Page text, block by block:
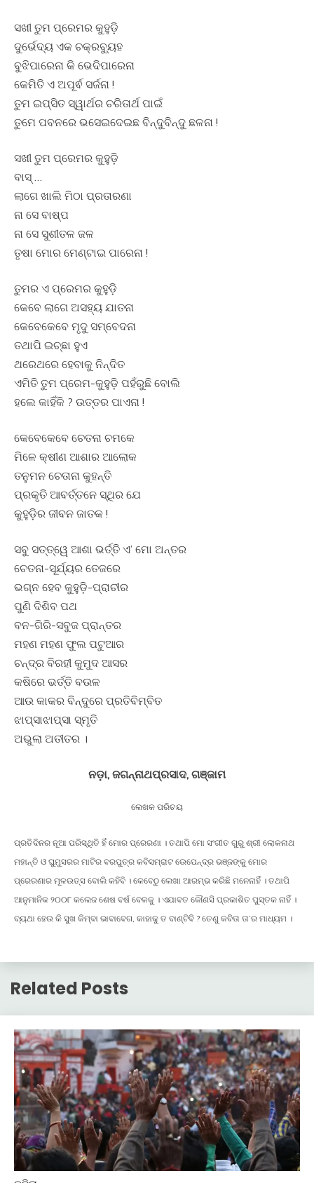
ସଖୀ ତୁମ ପ୍ରେମର କୁହୁଡ଼ି
ଦୁର୍ଭେଦ୍ୟ ଏକ ଚକ୍ରବ୍ୟୁହ
ବୁଝିପାରେନା କି ଭେଦିପାରେନା
କେମିତି ଏ ଅପୂର୍ଵ ସର୍ଜନା !
ତୁମ ଇପ୍ସିତ ସ୍ୱାର୍ଥର ଚରିତାର୍ଥ ପାଇଁ
ତୁମେ ପବନରେ ଭସେଇଦେଇଛ ବିନ୍ଦୁବିନ୍ଦୁ ଛଳନା !
ସଖୀ ତୁମ ପ୍ରେମର କୁହୁଡ଼ି
ବାସ୍ …
ଲାଗେ ଖାଲି ମିଠା ପ୍ରତାରଣା
ନା ସେ ବାଷ୍ପ
ନା ସେ ସୁଶୀତଳ ଜଳ
ତୃଷା ମୋର ମେଣ୍ଟାଇ ପାରେନା !
ତୁମର ଏ ପ୍ରେମର କୁହୁଡ଼ି
କେବେ ଲାଗେ ଅସହ୍ୟ ଯାତନା
କେବେକେବେ ମୃଦୁ ସମ୍ବେଦନା
ତଥାପି ଇଚ୍ଛା ହୁଏ
ଥରେଥରେ ହେବାକୁ ନିନ୍ଦିତ
ଏମିତି ତୁମ ପ୍ରେମ-କୁହୁଡ଼ି ପହଁରୁଛି ବୋଲି
ହଲେ କାହିଁକି ? ଉତ୍ତର ପାଏନା !
କେବେକେବେ ଚେତନା ଚମକେ
ମିଳେ କ୍ଷୀଣ ଆଶାର ଆଲୋକ
ତନୁମନ ଚେତାନା କୁହନ୍ତି
ପ୍ରକୃତି ଆବର୍ତ୍ତନେ ସ୍ଥିର ଯେ
କୁହୁଡ଼ିର ଜୀବନ ଜାତକ !
ସବୁ ସତ୍ତ୍ୱେ ଆଶା ଭର୍ତ୍ତି ଏ’ ମୋ ଅନ୍ତର
ଚେତନା-ସୂର୍ଯ୍ୟର ତେଜରେ
ଭଗ୍ନ ହେବ କୁହୁଡ଼ି-ପ୍ରାଚୀର
ପୁଣି ଦିଶିବ ପଥ
ବନ-ଗିରି-ସବୁଜ ପ୍ରାନ୍ତର
ମହଣ ମହଣ ଫୁଲ ପଟୁଆର
ଚନ୍ଦ୍ର ବିରହୀ କୁମୁଦ ଆସର
କଷିରେ ଭର୍ତ୍ତି ବଉଳ
ଆଉ କାକର ବିନ୍ଦୁରେ ପ୍ରତିବିମ୍ବିତ
ଝାପ୍ସାଝାପ୍ସା ସ୍ମୃତି
ଅଭୁଲା ଅତୀତର ।
ନଡ଼ା, ଜଗନ୍ନାଥପ୍ରସାଦ, ଗଞ୍ଜାମ
ଲେଖକ ପରିଚୟ
ପ୍ରତିଦିନର ନୂଆ ପରିସ୍ଥିତି ହିଁ ମୋର ପ୍ରେରଣା । ତଥାପି ମୋ ସଂଗୀତ ଗୁରୁ ଶ୍ରୀ ଲୋକନାଥ
ମହାନ୍ତି ଓ ଘୁମୁସରର ମାଟିର ବରପୁତ୍ର କବିସମ୍ରାଟ ଉେପେନ୍ଦ୍ର ଭଞ୍ଜଙ୍କୁ ମୋର
ପ୍ରେରଣାର ମୂଳଉତ୍ସ ବୋଲି କହିବି । କେବେଠୁ ଲେଖା ଆରମ୍ଭ କରିଛି ମନେନାହିଁ । ତଥାପି
ଆନୁମାନିକ ୨୦୦୮ କଲେଜ ଶେଷ ବର୍ଷ ବେଳକୁ । ଏଯାବତ କୌଣସି ପ୍ରକାଶିତ ପୁସ୍ତକ ନାହିଁ ।
ବ୍ୟଥା ହେଉ କି ସୁଖ କିମ୍ବା ଭାବାବେଗ, କାହାକୁ ତ ବାଣ୍ଟିବି ? ତେଣୁ କବିତା ତା’ର ମାଧ୍ୟମ ।
Related Posts